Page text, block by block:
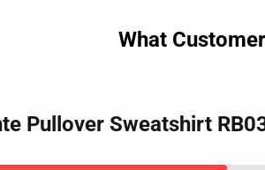
What
Pullover Sweatshirt